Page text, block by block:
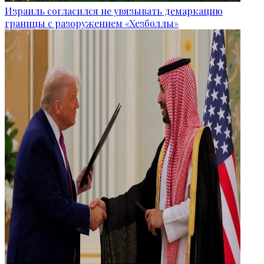
Израиль согласился не увязывать демаркацию
границы с разоружением «Хезболлы»